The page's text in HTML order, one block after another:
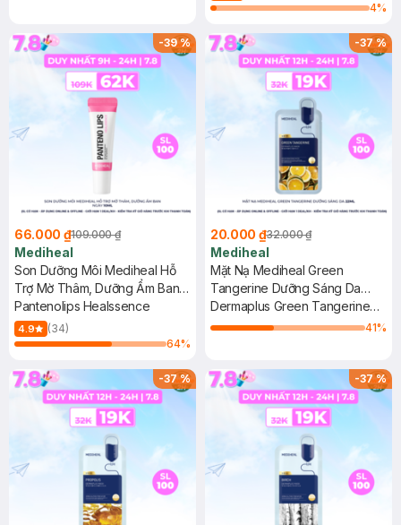
4%
-39%
66.000 ₫109.000 ₫
Mediheal
Son Dưỡng Môi Mediheal Hỗ
Trợ Mờ Thâm, Dưỡng Ẩm Ban
Ngày 10ml
Pantenolips Healssence
4.9
(34)
64%
-37%
20.000 ₫32.000 ₫
Mediheal
Mặt Nạ Mediheal Green
Tangerine Dưỡng Sáng Da
22ml
Dermaplus Green Tangerine
Mask
41%
-37% -37%